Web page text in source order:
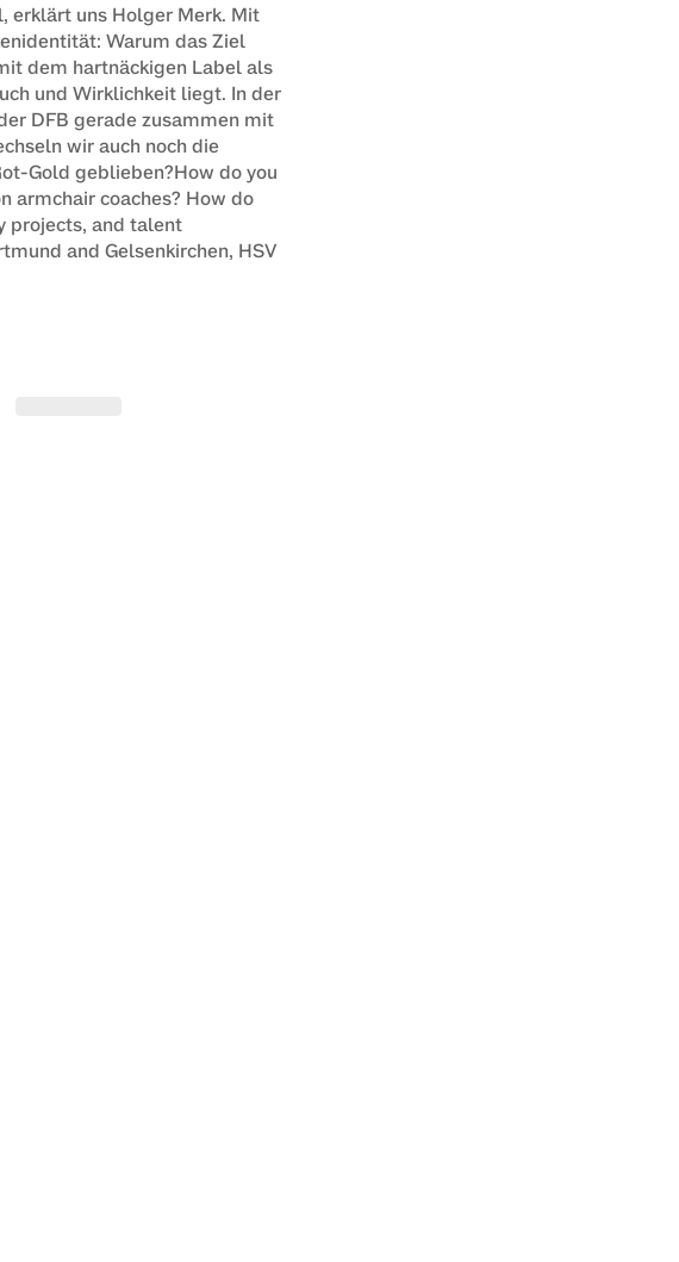
erklärt uns Holger Merk. Mit
Warum das Ziel
dem hartnäckigen Label als
und Wirklichkeit liegt. In der
DFB gerade zusammen mit
wir auch noch die
Gold geblieben?How do you
coaches? How do
projects, and talent
and Gelsenkirchen, HSV